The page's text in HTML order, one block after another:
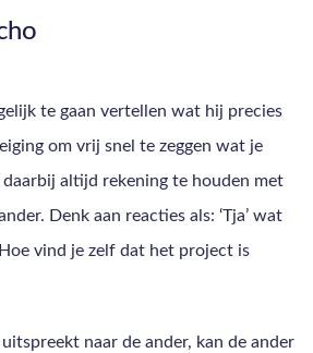
te gaan vertellen wat hij precies
om vrij snel te zeggen wat je
altijd rekening te houden met
Denk aan reacties als: ‘Tja’ wat
Hoe vind je zelf dat het project is
naar de ander, kan de ander